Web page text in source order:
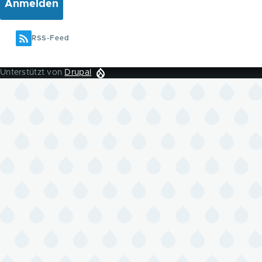
RSS-Feed
Unterstützt von Drupal